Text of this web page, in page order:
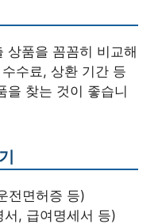
상품을 꼼꼼히 비교해
수료, 상환 기간 등
을 찾는 것이 좋습니
전면허증 등)
, 급여명세서 등)